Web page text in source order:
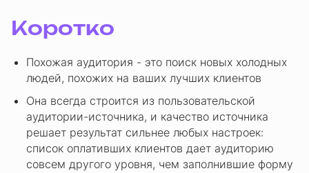
Коротко
Похожая аудитория - это поиск новых холодных
людей, похожих на ваших лучших клиентов
Она всегда строится из пользовательской
аудитории-источника, и качество источника
решает результат сильнее любых настроек:
список оплативших клиентов дает аудиторию
совсем другого уровня, чем заполнившие форму